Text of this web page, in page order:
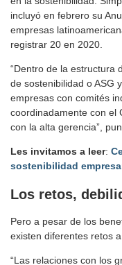
incluyó en febrero su
empresas
registrar 20 en 2020.
“Dentro de la estructura
de sostenibilidad o ASG
empresas con comités
coordinadamente con el
con la alta gerencia”,
Les invitamos a leer:
sostenibilidad
Los retos,
Pero a pesar de los
existen diferentes retos
“Las relaciones con los